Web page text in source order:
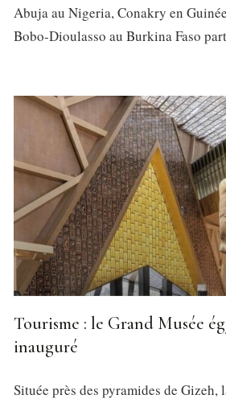
Abuja au Nigeria, Conakry en
Bobo-Dioulasso au Burkina Faso
Tourisme : le Grand Musée
inauguré
Située près des pyramides de Gizeh,